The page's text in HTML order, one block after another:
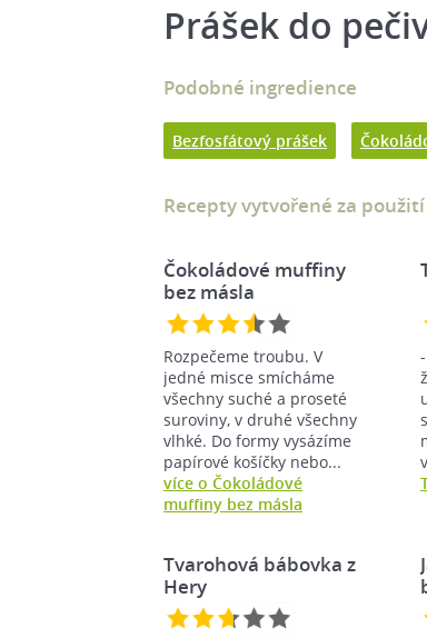
Prášek do
Podobné ingredience
Bezfosfátový prášek
Recepty vytvořené za
Čokoládové muffiny
bez másla
Rozpečeme troubu. V
jedné misce smícháme
všechny suché a proseté
suroviny, v druhé všechny
vlhké. Do formy vysázíme
papírové košíčky nebo...
více o Čokoládové
muffiny bez másla
Tvarohová bábovka z
Hery